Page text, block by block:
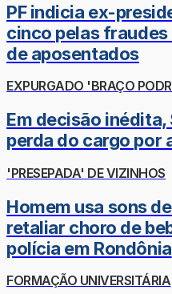
PF indicia ex-
cinco pelas
de aposentados
EXPURGADO 'BRAÇO
Em decisão inédita,
perda do cargo por
'PRESEPADA' DE VIZINHOS
Homem usa sons
retaliar choro de
polícia em Rondônia
FORMAÇÃO UNIVERSITÁRIA